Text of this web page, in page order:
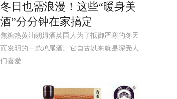
冬日也需浪漫！这些“暖身美
酒”分分钟在家搞定
焦糖热黄油朗姆酒英国人为了抵御严寒的冬天
而发明的一款鸡尾酒。它自古以来就是深受人
们喜爱...